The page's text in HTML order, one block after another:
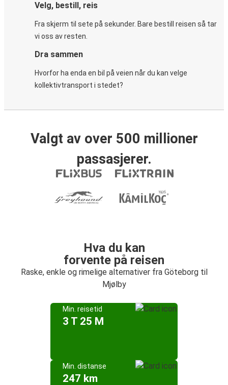
Velg, bestill, reis
Fra skjerm til sete på sekunder. Bare bestill reisen så tar
vi oss av resten.
Dra sammen
Hvorfor ha enda en bil på veien når du kan velge
kollektivtransport i stedet?
Valgt av over 500 millioner
passasjerer.
Hva du kan
forvente på reisen
Raske, enkle og rimelige alternativer fra Göteborg til
Mjølby
Min. reisetid
3 T 25 M
Min. distanse
247 km